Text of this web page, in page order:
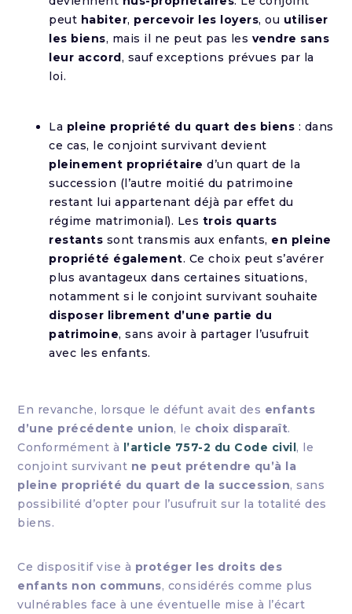
peut habiter, percevoir les loyers, ou utiliser
les biens, mais il ne peut pas les vendre sans
leur accord, sauf exceptions prévues par la
loi.
La pleine propriété du quart des biens : dans
ce cas, le conjoint survivant devient
pleinement propriétaire d’un quart de la
succession (l’autre moitié du patrimoine
restant lui appartenant déjà par effet du
régime matrimonial). Les trois quarts
restants sont transmis aux enfants, en pleine
propriété également. Ce choix peut s’avérer
plus avantageux dans certaines situations,
notamment si le conjoint survivant souhaite
disposer librement d’une partie du
patrimoine, sans avoir à partager l’usufruit
avec les enfants.
En revanche, lorsque le défunt avait des enfants
d’une précédente union, le choix disparaît.
Conformément à l’article 757-2 du Code civil, le
conjoint survivant ne peut prétendre qu’à la
pleine propriété du quart de la succession, sans
possibilité d’opter pour l’usufruit sur la totalité des
biens.
Ce dispositif vise à protéger les droits des
enfants non communs, considérés comme plus
vulnérables face à une éventuelle mise à l’écart